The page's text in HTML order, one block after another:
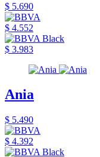
$ 5.690
$ 4.552
$ 3.983
Ania
$ 5.490
$ 4.392